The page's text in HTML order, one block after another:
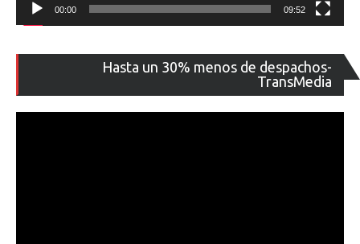
00:00 09:52
Hasta un 30% menos de despachos-
TransMedia
de